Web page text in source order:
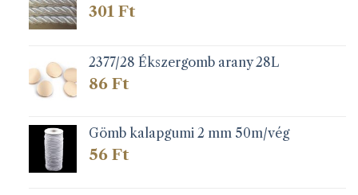
301 Ft
2377/28 Ékszergomb arany 28L
86 Ft
Gömb kalapgumi 2 mm 50m/vég
56 Ft